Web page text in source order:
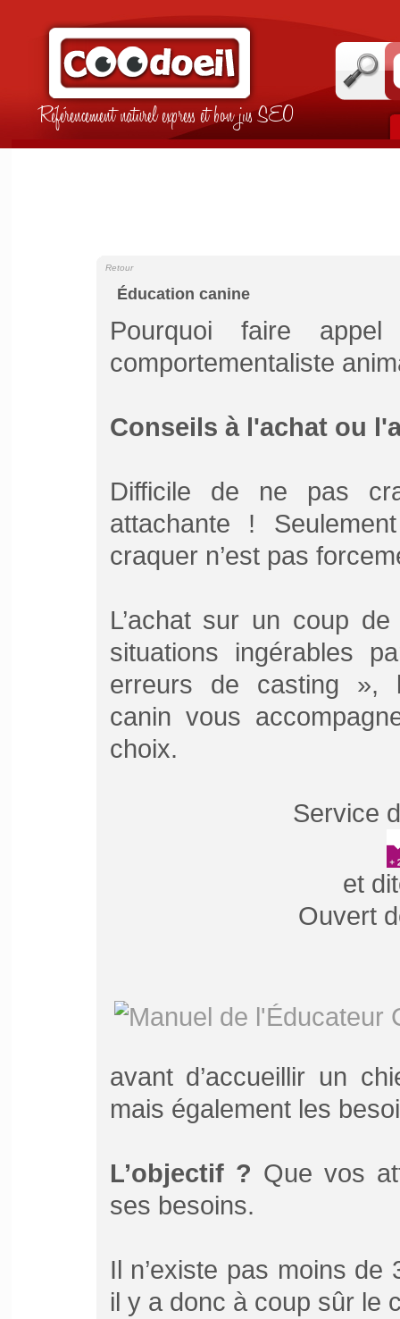
Référencement naturel express et bon jus SEO
Éducation canine
Retour
Pourquoi faire
comportementaliste
Conseils à l'achat ou
Difficile de ne pas
attachante !
craquer n’est pas
L’achat sur un coup
situations ingérables
erreurs de casting »,
canin vous
choix.
Service
et
Ouvert
avant d’accueillir un
mais également les
L’objectif ? Que vos
ses besoins.
Il n’existe pas moins
il y a donc à coup sûr le